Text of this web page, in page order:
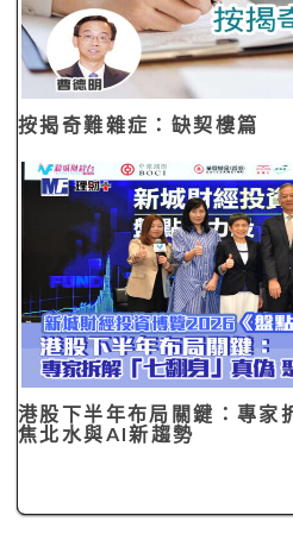
按揭奇難雜症：缺契樓篇
港股下半年布局關鍵：專家
焦北水與AI新趨勢